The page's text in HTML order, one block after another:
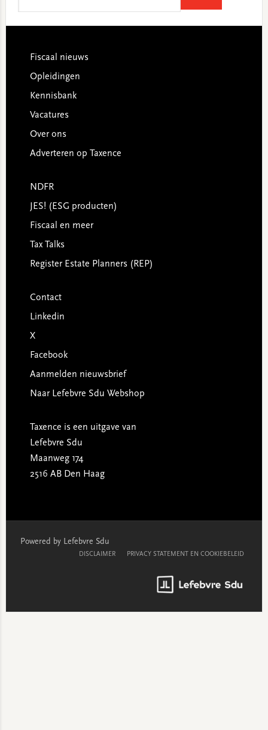
Footer
Fiscaal nieuws
Opleidingen
Kennisbank
Vacatures
Over ons
Adverteren op Taxence
NDFR
JES! (ESG producten)
Fiscaal en meer
Tax Talks
Register Estate Planners (REP)
Contact
Linkedin
X
Facebook
Aanmelden nieuwsbrief
Naar Lefebvre Sdu Webshop
Taxence is een uitgave van
Lefebvre Sdu
Maanweg 174
2516 AB Den Haag
Powered by Lefebvre Sdu
DISCLAIMER PRIVACY STATEMENT EN COOKIEBELEID